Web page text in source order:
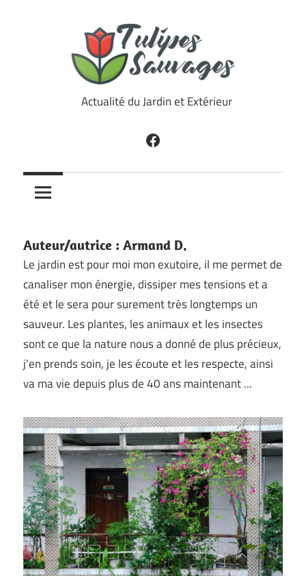
TulipesActualité du Jardin et Extérieur
Facebook
Auteur/autrice : Armand D.
Le jardin est pour moi mon exutoire, il me permet de
canaliser mon énergie, dissiper mes tensions et a
été et le sera pour surement très longtemps un
sauveur. Les plantes, les animaux et les insectes
sont ce que la nature nous a donné de plus précieux,
j'en prends soin, je les écoute et les respecte, ainsi
va ma vie depuis plus de 40 ans maintenant ...